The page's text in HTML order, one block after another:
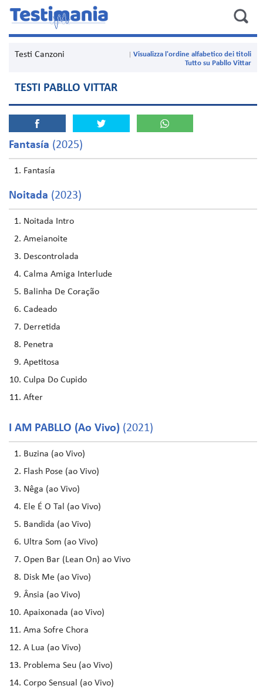
Testi Canzoni
Visualizza l'ordine alfabetico dei titoli
Tutto su Pabllo Vittar
TESTI PABLLO VITTAR
Fantasía (2025)
Fantasía
Noitada (2023)
Noitada Intro
Ameianoite
Descontrolada
Calma Amiga Interlude
Balinha De Coração
Cadeado
Derretida
Penetra
Apetitosa
Culpa Do Cupido
After
I AM PABLLO (Ao Vivo) (2021)
Buzina (ao Vivo)
Flash Pose (ao Vivo)
Nêga (ao Vivo)
Ele É O Tal (ao Vivo)
Bandida (ao Vivo)
Ultra Som (ao Vivo)
Open Bar (Lean On) ao Vivo
Disk Me (ao Vivo)
Ânsia (ao Vivo)
Apaixonada (ao Vivo)
Ama Sofre Chora
A Lua (ao Vivo)
Problema Seu (ao Vivo)
Corpo Sensual (ao Vivo)